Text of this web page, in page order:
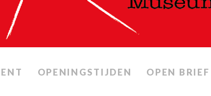
OPENINGSTIJDEN OPEN BRIEF